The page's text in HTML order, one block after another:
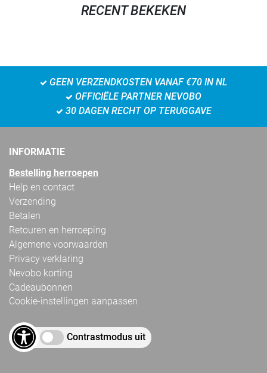
RECENT BEKEKEN
GEEN VERZENDKOSTEN VANAF €70 IN NL
OFFICIËLE PARTNER NEVOBO
30 DAGEN RECHT OP TERUGGAVE
INFORMATIE
Bestelling herroepen
Help en contact
Verzending
Betalen
Retouren en herroeping
Algemene voorwaarden
Privacy verklaring
Nevobo korting
Cadeaubonnen
Cookie-instellingen aanpassen
Contrastmodus uit